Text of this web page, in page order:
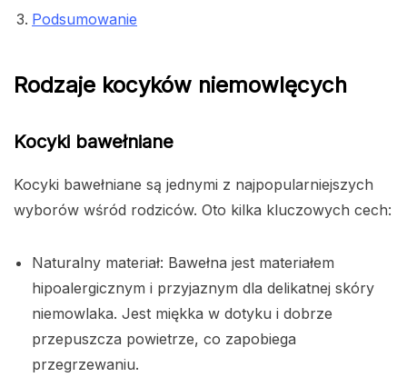
Podsumowanie
Rodzaje kocyków niemowlęcych
Kocyki bawełniane
Kocyki bawełniane są jednymi z najpopularniejszych
wyborów wśród rodziców. Oto kilka kluczowych cech:
Naturalny materiał: Bawełna jest materiałem
hipoalergicznym i przyjaznym dla delikatnej skóry
niemowlaka. Jest miękka w dotyku i dobrze
przepuszcza powietrze, co zapobiega
przegrzewaniu.